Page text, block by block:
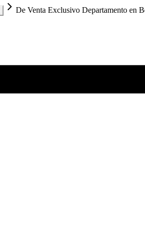
De Venta Exclusivo Departamento en